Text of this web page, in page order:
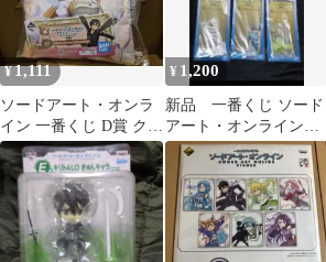
¥1,111
ソードアート・オンラ
イン 一番くじ D賞 クッ
ション アスナ キリト
¥ 1,200
新品 一番くじ ソード
アート・オンライン
10th Anniversary E賞